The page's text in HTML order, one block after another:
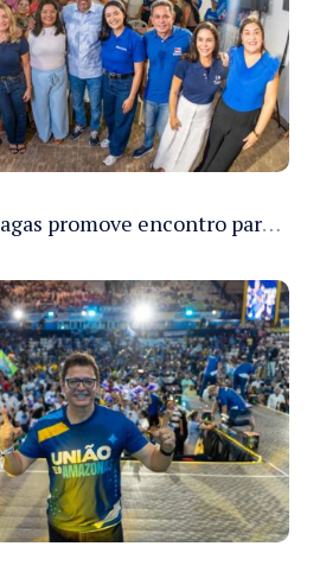
Instituto Eula Artiagas promove encontro para discutir melhorias para o bairro Petrópolis